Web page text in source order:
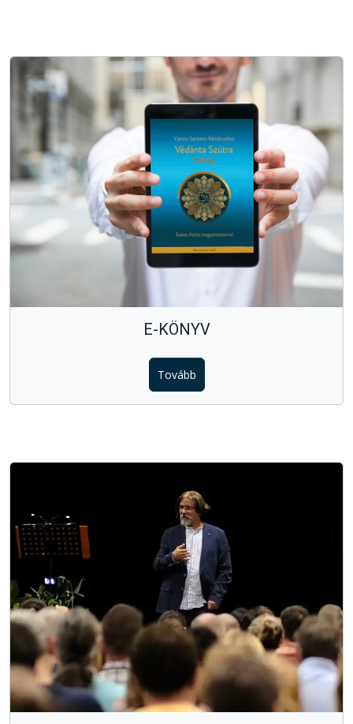
E-KÖNYV
Tovább